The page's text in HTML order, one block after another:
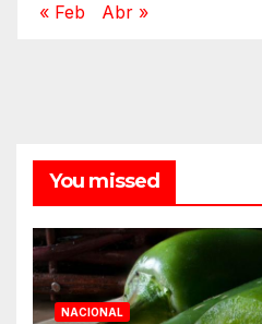
« Feb Abr »
You missed
NACIONAL